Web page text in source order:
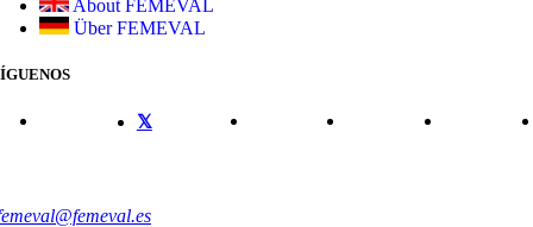
About FEMEVAL
Über FEMEVAL